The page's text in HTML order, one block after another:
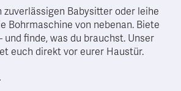
zuverlässigen Babysitter oder leihe
Bohrmaschine von nebenan. Biete
und finde, was du brauchst. Unser
euch direkt vor eurer Haustür.